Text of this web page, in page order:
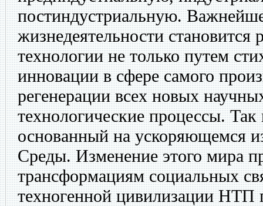
постиндустриальную.
жизнедеятельности становится
технологии не только путем
инновации в сфере самого
регенерации всех новых
технологические процессы. Так
основанный на ускоряющемся
Среды. Изменение этого мира
трансформациям социальных
техногенной цивилизации НТП